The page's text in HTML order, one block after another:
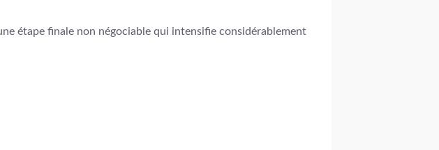
étape finale non négociable qui intensifie considérablement